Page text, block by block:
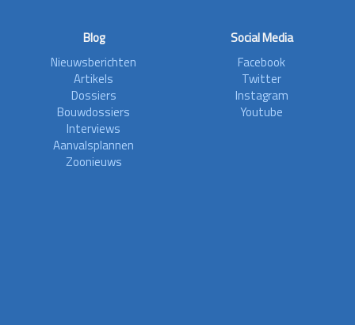
Blog
Nieuwsberichten
Artikels
Dossiers
Bouwdossiers
Interviews
Aanvalsplannen
Zoonieuws
Social Media
Facebook
Twitter
Instagram
Youtube